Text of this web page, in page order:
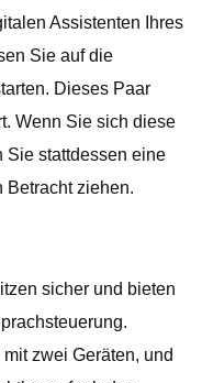
Assistenten Ihres
Sie auf die
Dieses Paar
Wenn Sie sich diese
Sie stattdessen eine
Betracht ziehen.
sicher und bieten
zwei Geräten, und